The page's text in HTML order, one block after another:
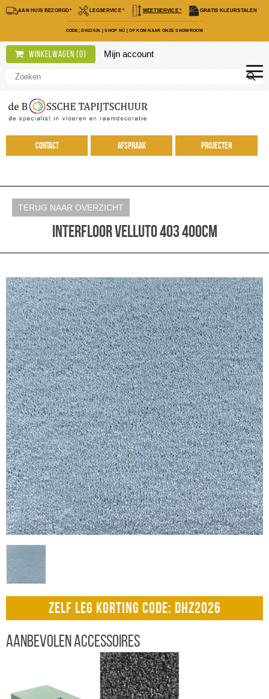
AAN HUIS BEZORGD* LEGSERVICE * MEETSERVICE * GRATIS KLEURSTALEN
CODE; DHZ2026 |SHOP NÚ |OF KOM NAAR ONZE SHOWROOM
Winkelwagen (0) Mijn account
Contact Afspraak Projecten
TERUG NAAR OVERZICHT
Interfloor Velluto 403 400cm
ZELF LEG KORTING CODE: DHZ2026
Aanbevolen accessoires